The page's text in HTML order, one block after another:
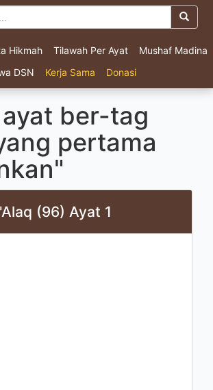
Hikmah Tilawah Per Ayat
Mushaf Madina
DSN
Kerja Sama Donasi
ber-tag
pertama
(96) Ayat 1